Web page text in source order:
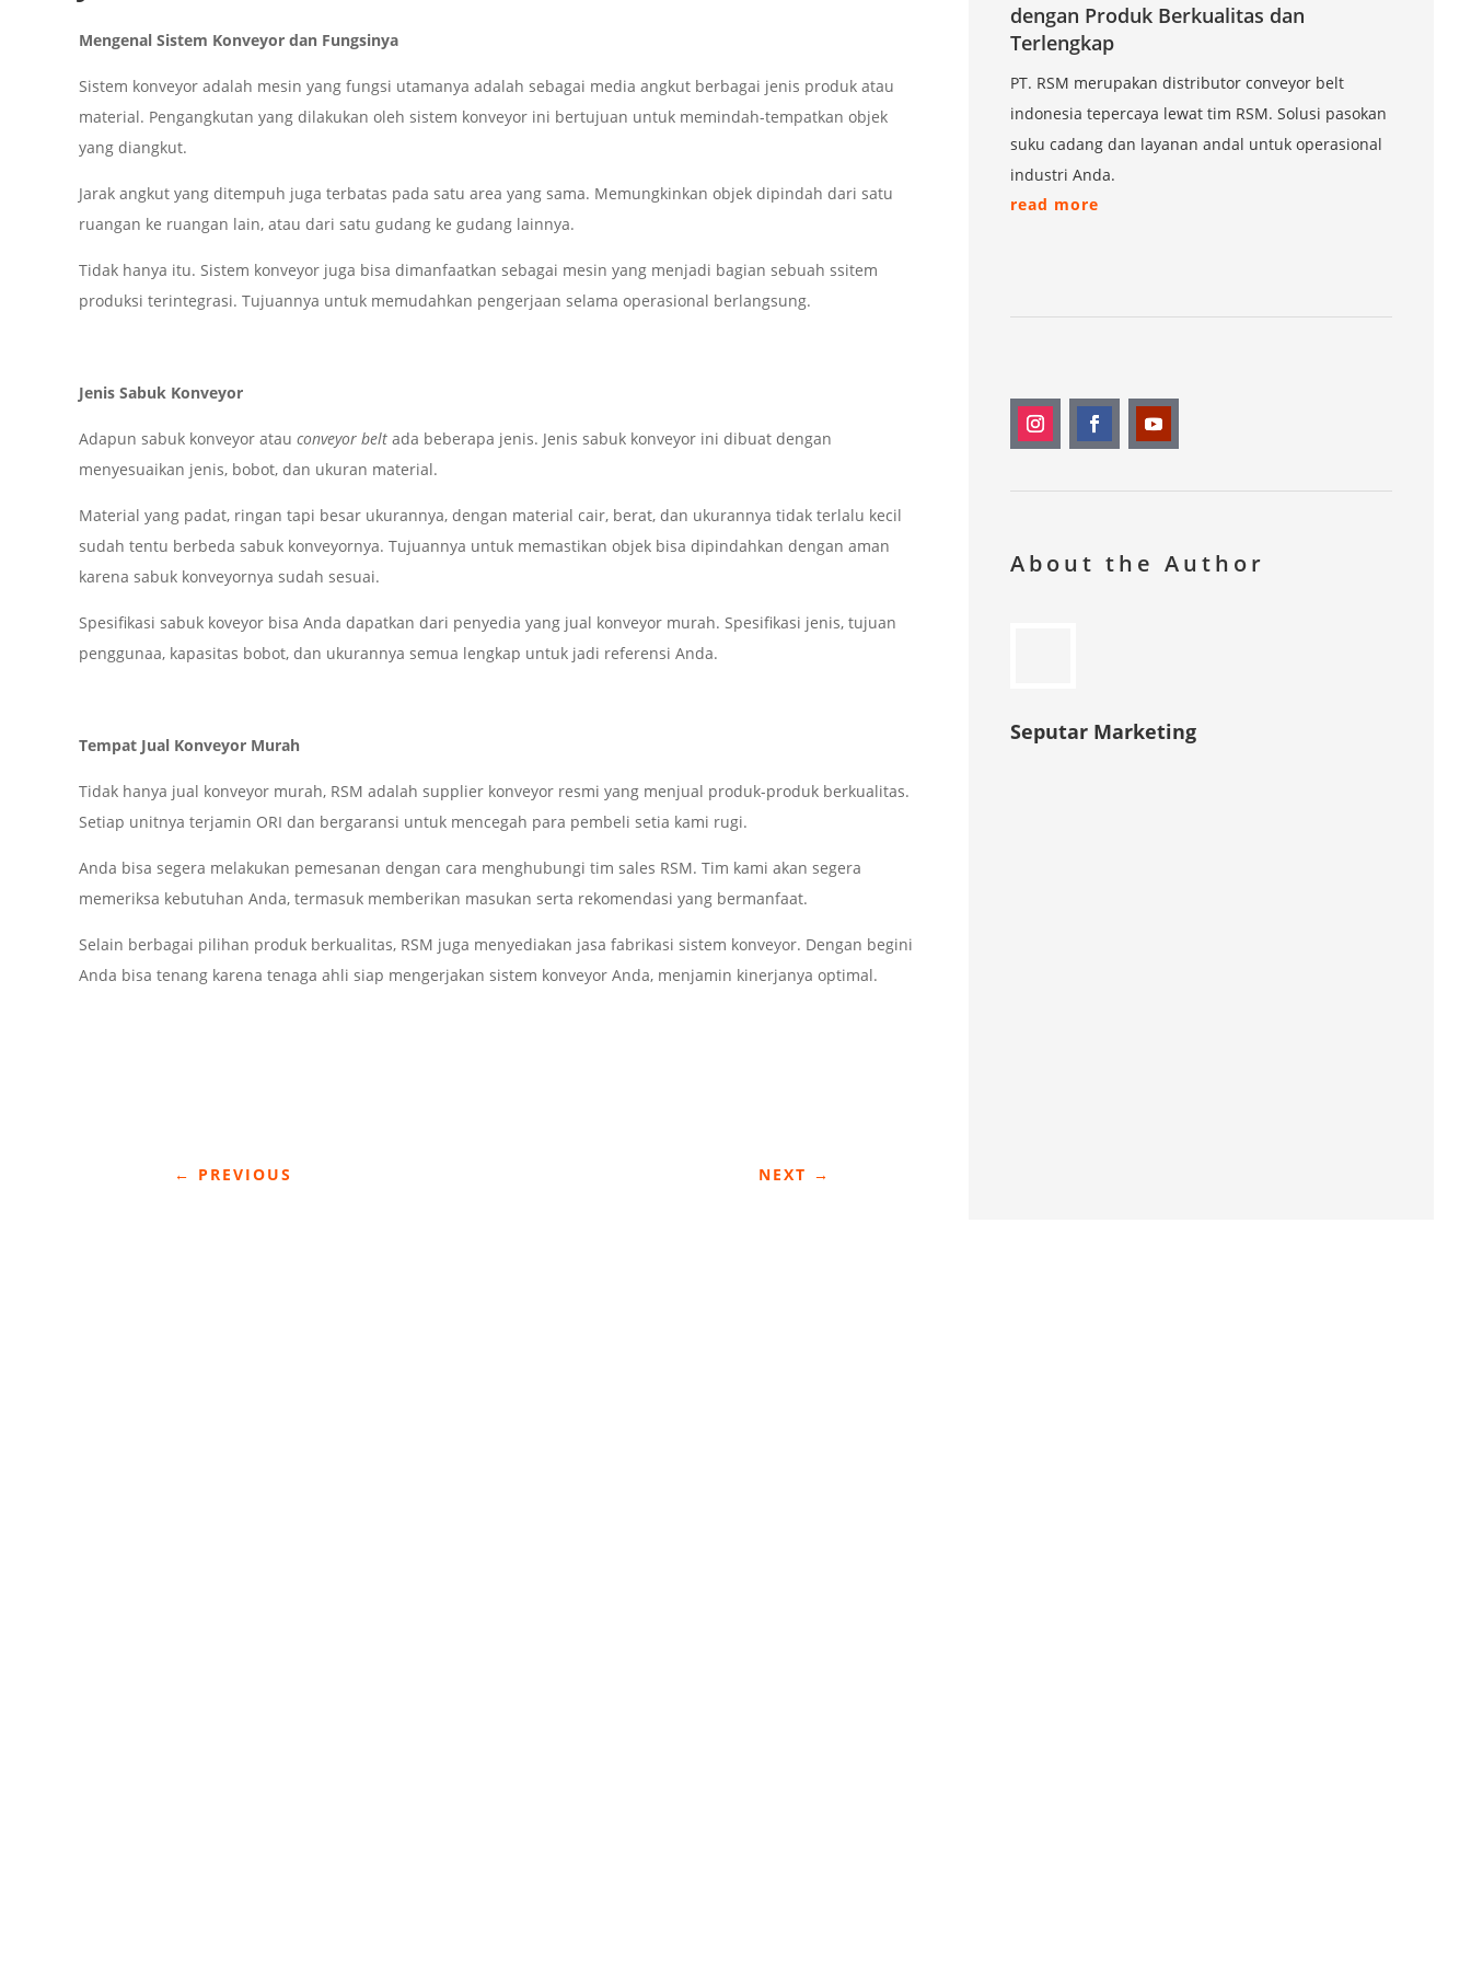
Mengenal Sistem Konveyor dan Fungsinya
Sistem konveyor adalah mesin yang fungsi utamanya adalah sebagai media angkut berbagai jenis produk atau
material. Pengangkutan yang dilakukan oleh sistem konveyor ini bertujuan untuk memindah-tempatkan objek
yang diangkut.
Jarak angkut yang ditempuh juga terbatas pada satu area yang sama. Memungkinkan objek dipindah dari satu
ruangan ke ruangan lain, atau dari satu gudang ke gudang lainnya.
Tidak hanya itu. Sistem konveyor juga bisa dimanfaatkan sebagai mesin yang menjadi bagian sebuah ssitem
produksi terintegrasi. Tujuannya untuk memudahkan pengerjaan selama operasional berlangsung.
Jenis Sabuk Konveyor
Adapun sabuk konveyor atau conveyor beltada beberapa jenis. Jenis sabuk konveyor ini dibuat dengan
menyesuaikan jenis, bobot, dan ukuran material.
Material yang padat, ringan tapi besar ukurannya, dengan material cair, berat, dan ukurannya tidak terlalu kecil
sudah tentu berbeda sabuk konveyornya. Tujuannya untuk memastikan objek bisa dipindahkan dengan aman
karena sabuk konveyornya sudah sesuai.
Spesifikasi sabuk koveyor bisa Anda dapatkan dari penyedia yang jual konveyor murah. Spesifikasi jenis, tujuan
penggunaa, kapasitas bobot, dan ukurannya semua lengkap untuk jadi referensi Anda.
Tempat Jual Konveyor Murah
Tidak hanya jual konveyor murah, RSM adalah supplier konveyor resmi yang menjual produk-produk berkualitas.
Setiap unitnya terjamin ORI dan bergaransi untuk mencegah para pembeli setia kami rugi.
Anda bisa segera melakukan pemesanan dengan cara menghubungi tim sales RSM. Tim kami akan segera
memeriksa kebutuhan Anda, termasuk memberikan masukan serta rekomendasi yang bermanfaat.
Selain berbagai pilihan produk berkualitas, RSM juga menyediakan jasa fabrikasi sistem konveyor. Dengan begini
Anda bisa tenang karena tenaga ahli siap mengerjakan sistem konveyor Anda, menjamin kinerjanya optimal.
← PREVIOUS NEXT →
dengan Produk Berkualitas dan
Terlengkap
PT. RSM merupakan distributor conveyor belt
indonesia tepercaya lewat tim RSM. Solusi pasokan
suku cadang dan layanan andal untuk operasional
industri Anda.
read more
About the Author
Seputar Marketing